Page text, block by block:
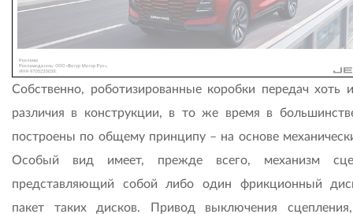
Собственно, роботизированные коробки передач хоть
различия в конструкции, в то же время в
построены по общему принципу – на основе
Особый вид имеет, прежде всего, механизм
представляющий собой либо один фрикционный
пакет таких дисков. Привод выключения